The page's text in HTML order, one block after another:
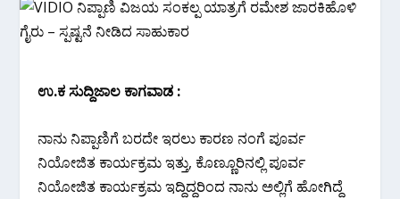
ಉ.ಕ ಸುದ್ದಿಜಾಲ ಕಾಗವಾಡ :
ನಾನು ನಿಪ್ಪಾಣಿಗೆ ಬರದೇ ಇರಲು ಕಾರಣ ನಂಗೆ ಪೂರ್ವ
ನಿಯೋಜಿತ ಕಾರ್ಯಕ್ರಮ ಇತ್ತು, ಕೊಣ್ಣೂರಿನಲ್ಲಿ ಪೂರ್ವ
ನಿಯೋಜಿತ ಕಾರ್ಯಕ್ರಮ ಇದ್ದಿದ್ದರಿಂದ ನಾನು ಅಲ್ಲಿಗೆ ಹೋಗಿದ್ದೆ